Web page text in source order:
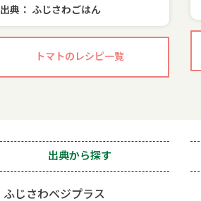
出典： ふじさわごはん
トマトのレシピ一覧
出典から探す
ふじさわベジプラス